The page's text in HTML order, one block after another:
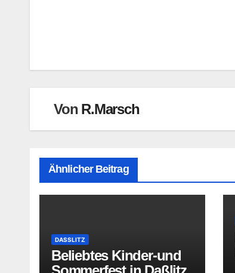
Von R.Marsch
Ähnlicher Beitrag
DASSLITZ
Beliebtes Kinder-und